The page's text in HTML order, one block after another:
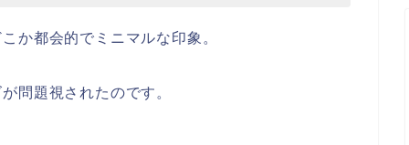
か都会的でミニマルな印象。
問題視されたのです。